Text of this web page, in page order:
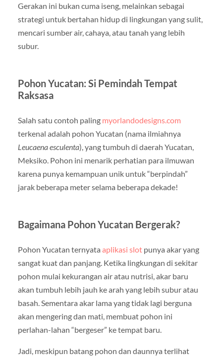
Gerakan ini bukan cuma iseng, melainkan sebagai
strategi untuk bertahan hidup di lingkungan yang sulit,
mencari sumber air, cahaya, atau tanah yang lebih
subur.
Pohon Yucatan: Si Pemindah Tempat
Raksasa
Salah satu contoh paling myorlandodesigns.com
terkenal adalah pohon Yucatan (nama ilmiahnya
Leucaena esculenta), yang tumbuh di daerah Yucatan,
Meksiko. Pohon ini menarik perhatian para ilmuwan
karena punya kemampuan unik untuk “berpindah”
jarak beberapa meter selama beberapa dekade!
Bagaimana Pohon Yucatan Bergerak?
Pohon Yucatan ternyata aplikasi slotpunya akar yang
sangat kuat dan panjang. Ketika lingkungan di sekitar
pohon mulai kekurangan air atau nutrisi, akar baru
akan tumbuh lebih jauh ke arah yang lebih subur atau
basah. Sementara akar lama yang tidak lagi berguna
akan mengering dan mati, membuat pohon ini
perlahan-lahan “bergeser” ke tempat baru.
Jadi, meskipun batang pohon dan daunnya terlihat